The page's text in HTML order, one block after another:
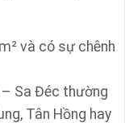
và có sự chênh
Sa Đéc thường
Tân Hồng hay